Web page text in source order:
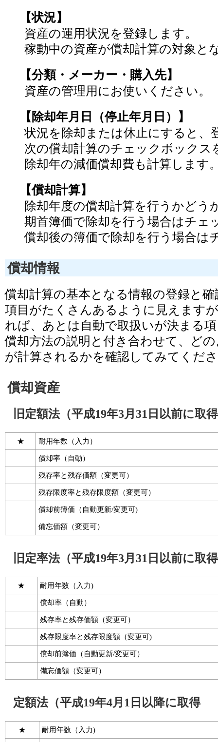
【状況】
資産の運用状況を登録します。
稼動中の資産が償却計算の対象と
【分類・メーカー・購入先】
資産の管理用にお使いください。
【除却年月日（停止年月日）】
状況を除却または休止にすると、
次の償却計算のチェックボックス
除却年の減価償却費も計算します
【償却計算】
除却年度の償却計算を行うかどう
期首簿価で除却を行う場合はチェ
償却後の簿価で除却を行う場合は
償却情報
償却計算の基本となる情報の登録と
項目がたくさんあるように見えます
れば、あとは自動で取扱いが決まる
償却方法の説明と付き合わせて、ど
が計算されるかを確認してみてくだ
償却資産
旧定額法（平成19年3月31日以前に取
★ 耐用年数（入力）
償却率（自動）
残存率と残存価額（変更可）
残存限度率と残存限度額（変更可）
償却前簿価（自動更新/変更可)
備忘価額（変更可）
旧定率法（平成19年3月31日以前に取
★ 耐用年数（入力)
償却率（自動）
残存率と残存価額（変更可）
残存限度率と残存限度額（変更可)
償却前簿価（自動更新/変更可）
備忘価額（変更可）
定額法（平成19年4月1日以降に取得
★ 耐用年数（入力)